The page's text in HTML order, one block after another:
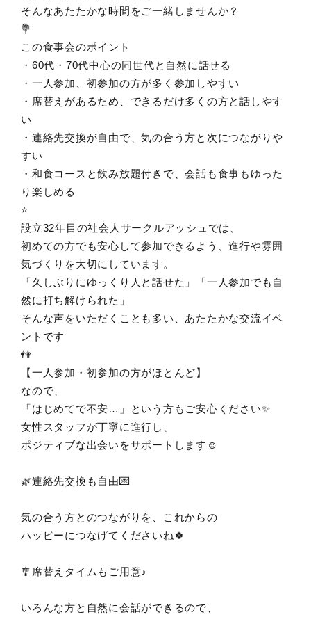
そんなあたたかな時間をご一緒しませんか？
💐
この食事会のポイント
・60代・70代中心の同世代と自然に話せる
・一人参加、初参加の方が多く参加しやすい
・席替えがあるため、できるだけ多くの方と話しやす
い
・連絡先交換が自由で、気の合う方と次につながりや
すい
・和食コースと飲み放題付きで、会話も食事もゆった
り楽しめる
⭐️
設立32年目の社会人サークルアッシュでは、
初めての方でも安心して参加できるよう、進行や雰囲
気づくりを大切にしています。
「久しぶりにゆっくり人と話せた」「一人参加でも自
然に打ち解けられた」
そんな声をいただくことも多い、あたたかな交流イベ
ントです
👫
【一人参加・初参加の方がほとんど】
なので、
「はじめてで不安…」という方もご安心ください✨
女性スタッフが丁寧に進行し、
ポジティブな出会いをサポートします☺️
🌿連絡先交換も自由💌
気の合う方とのつながりを、これからの
ハッピーにつなげてくださいね🍀
🎐席替えタイムもご用意♪
いろんな方と自然に会話ができるので、